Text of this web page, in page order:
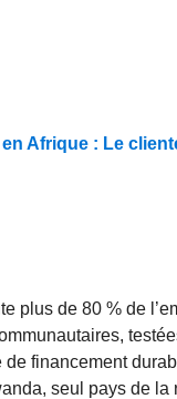
Afrique : Le
plus de 80 % de
financement
seul pays de